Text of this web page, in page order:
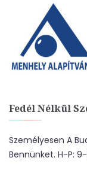
Fedél Nélkül
Személyesen A
Bennünket. H-P: